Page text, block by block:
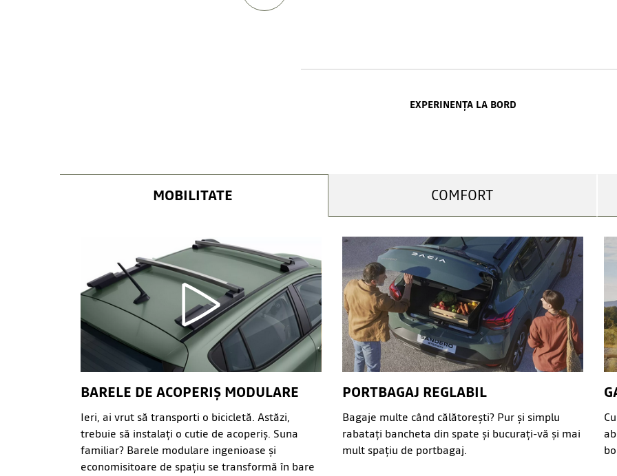
EXPERINENȚA LA BORD
MOBILITATE COMFORT
BARELE DE ACOPERIȘ MODULARE
Ieri, ai vrut să transporti o bicicletă. Astăzi,
trebuie să instalați o cutie de acoperiș. Suna
familiar? Barele modulare ingenioase și
economisitoare de spațiu se transformă în bare
PORTBAGAJ REGLABIL
Bagaje multe când călătorești? Pur și simplu
rabatați bancheta din spate și bucurați-vă și mai
mult spațiu de portbagaj.